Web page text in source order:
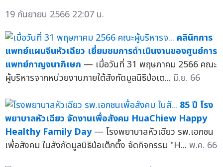
19 กันยายน 2566 22:07 น.
คลินิกการ
แพทย์แผนจีนหัวเฉียว เยี่ยมชมการดำเนินงานของศูนย์การ
แพทย์กาญจนาภิเษก — เมื่อวันที่ 31 พฤษภาคม 2566 คณะ
ผู้บริหารจากหน่วยงานภายใต้สังกัดมูลนิธิป่อเต... มิ.ย. 66
85 ปี โรง
พยาบาลหัวเฉียว จัดงานเพื่อสังคม HuaChiew Happy
Healthy Family Day — โรงพยาบาลหัวเฉียว รพ.เอกชน
เพื่อสังคม ในสังกัดมูลนิธิป่อเต็กตึ๊ง จัดกิจกรรม "H... พ.ค. 66